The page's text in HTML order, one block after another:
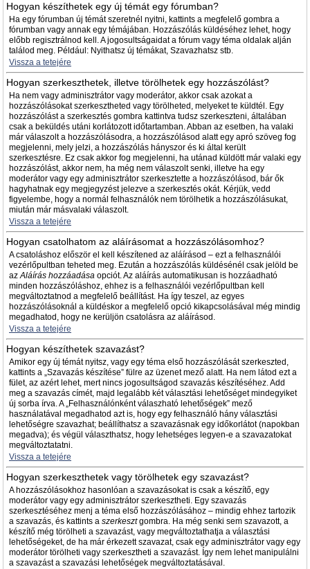
Hogyan készíthetek egy új témát egy fórumban?
Ha egy fórumban új témát szeretnél nyitni, kattints a megfelelő gombra a
fórumban vagy annak egy témájában. Hozzászólás küldéséhez lehet, hogy
előbb regisztrálnod kell. A jogosultságaidat a fórum vagy téma oldalak alján
találod meg. Például: Nyithatsz új témákat, Szavazhatsz stb.
Vissza a tetejére
Hogyan szerkeszthetek, illetve törölhetek egy hozzászólást?
Ha nem vagy adminisztrátor vagy moderátor, akkor csak azokat a
hozzászólásokat szerkesztheted vagy törölheted, melyeket te küldtél. Egy
hozzászólást a szerkesztés gombra kattintva tudsz szerkeszteni, általában
csak a beküldés utáni korlátozott időtartamban. Abban az esetben, ha valaki
már válaszolt a hozzászólásodra, a hozzászólásod alatt egy apró szöveg fog
megjelenni, mely jelzi, a hozzászólás hányszor és ki által került
szerkesztésre. Ez csak akkor fog megjelenni, ha utánad küldött már valaki egy
hozzászólást, akkor nem, ha még nem válaszolt senki, illetve ha egy
moderátor vagy egy adminisztrátor szerkesztette a hozzászólásod, bár ők
hagyhatnak egy megjegyzést jelezve a szerkesztés okát. Kérjük, vedd
figyelembe, hogy a normál felhasználók nem törölhetik a hozzászólásukat,
miután már másvalaki válaszolt.
Vissza a tetejére
Hogyan csatolhatom az aláírásomat a hozzászólásomhoz?
A csatoláshoz először el kell készítened az aláírásod – ezt a felhasználói
vezérlőpultban teheted meg. Ezután a hozzászólás küldésénél csak jelöld be
azAláírás hozzáadása opciót. Az aláírás automatikusan is hozzáadható
minden hozzászóláshoz, ehhez is a felhasználói vezérlőpultban kell
megváltoztatnod a megfelelő beállítást. Ha így teszel, az egyes
hozzászólásoknál a küldéskor a megfelelő opció kikapcsolásával még mindig
megadhatod, hogy ne kerüljön csatolásra az aláírásod.
Vissza a tetejére
Hogyan készíthetek szavazást?
Amikor egy új témát nyitsz, vagy egy téma első hozzászólását szerkeszted,
kattints a „Szavazás készítése” fülre az üzenet mező alatt. Ha nem látod ezt a
fület, az azért lehet, mert nincs jogosultságod szavazás készítéséhez. Add
meg a szavazás címét, majd legalább két választási lehetőséget mindegyiket
új sorba írva. A „Felhasználónként válaszható lehetőségek” mező
használatával megadhatod azt is, hogy egy felhasználó hány választási
lehetőségre szavazhat; beállíthatsz a szavazásnak egy időkorlátot (napokban
megadva); és végül választhatsz, hogy lehetséges legyen-e a szavazatokat
megváltoztatatni.
Vissza a tetejére
Hogyan szerkeszthetek vagy törölhetek egy szavazást?
A hozzászólásokhoz hasonlóan a szavazásokat is csak a készítő, egy
moderátor vagy egy adminisztrátor szerkesztheti. Egy szavazás
szerkesztéséhez menj a téma első hozzászólásához – mindig ehhez tartozik
a szavazás, és kattints a szerkesztgombra. Ha még senki sem szavazott, a
készítő még törölheti a szavazást, vagy megváltoztathatja a választási
lehetőségeket, de ha már érkezett szavazat, csak egy adminisztrátor vagy egy
moderátor törölheti vagy szerkesztheti a szavazást. Így nem lehet manipulálni
a szavazást a szavazási lehetőségek megváltoztatásával.